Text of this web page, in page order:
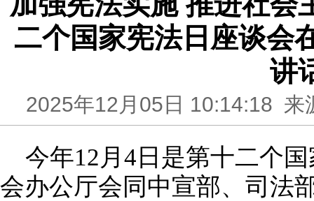
二个国家宪法日座谈会
讲
2025年12月05日 10:14:18
今年12月4日是第十二个
会办公厅会同中宣部、司法